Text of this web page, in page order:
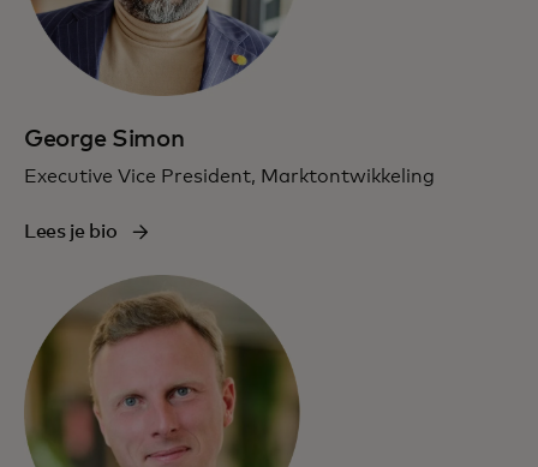
George Simon
Executive Vice President, Marktontwikkeling
Lees je bio